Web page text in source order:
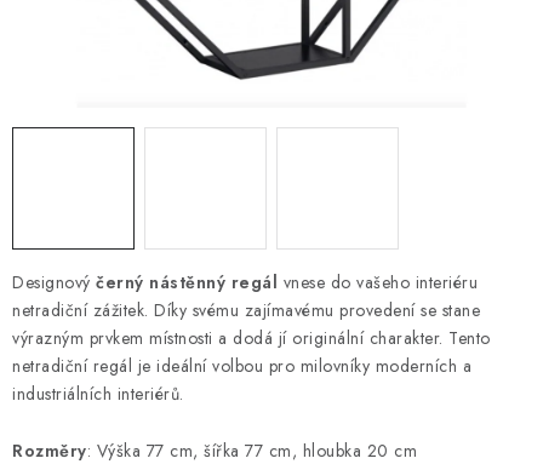
Podmínky vrácení peněz
Nepřebraná dobírka
Designový černý nástěnný regál vnese do vašeho interiéru
netradiční zážitek. Díky svému zajímavému provedení se stane
výrazným prvkem místnosti a dodá jí originální charakter. Tento
netradiční regál je ideální volbou pro milovníky moderních a
industriálních interiérů.
Rozměry: Výška 77 cm, šířka 77 cm, hloubka 20 cm